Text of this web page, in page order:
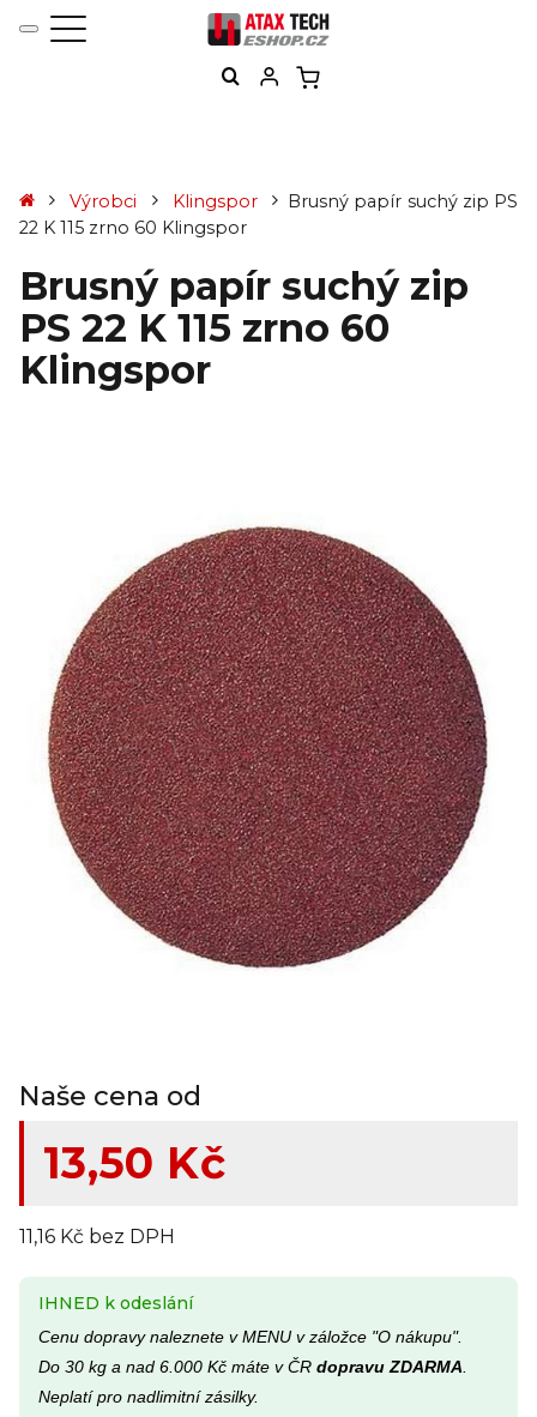
Výrobci Klingspor
Brusný papír suchý zip PS
22 K 115 zrno 60 Klingspor
Brusný papír suchý zip
PS 22 K 115 zrno 60
Klingspor
Naše cena od
13,50 Kč
11,16 Kč bez DPH
IHNED k odeslání
Cenu dopravy naleznete v MENU v záložce "O nákupu".
Do 30 kg a nad 6.000 Kč máte v ČR dopravu ZDARMA
Neplatí pro nadlimitní zásilky.